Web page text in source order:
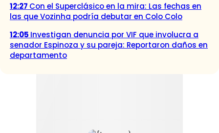
12:27 Con el Superclásico en la mira: Las fechas en
las que Vozinha podría debutar en Colo Colo
12:05 Investigan denuncia por VIF que involucra a
senador Espinoza y su pareja: Reportaron daños en
departamento